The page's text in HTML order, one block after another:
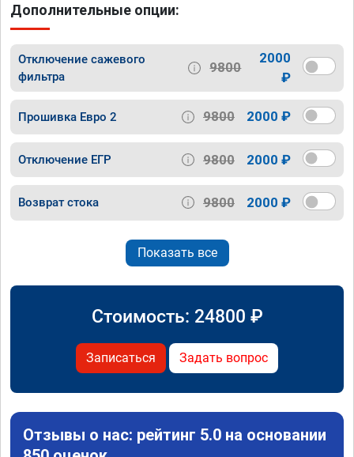
Дополнительные опции:
Отключение сажевого
фильтра
9800
2000
₽
Прошивка Евро 2 9800 2000 ₽
Отключение ЕГР 9800 2000 ₽
Возврат стока 9800 2000 ₽
Показать все
Стоимость: 24800 ₽
Записаться Задать вопрос
Отзывы о нас: рейтинг 5.0 на основании